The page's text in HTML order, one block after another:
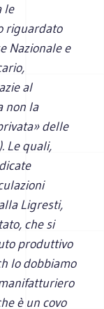
le
riguardato
Nazionale e
al
non la
delle
Le quali,
Ligresti,
che si
produttivo
lo dobbiamo
è un covo